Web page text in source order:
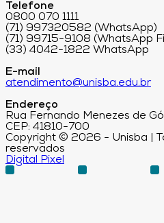
Telefone
0800 070 1111
(71) 997320582 (WhatsApp)
(71) 99715-9108 (WhatsApp
(33) 4042-1822 WhatsApp
E-mail
atendimento@unisba.edu.br
Endereço
Rua Fernando Menezes de
CEP: 41810-700
Copyright © 2026 - Unisba |
reservados
Digital Pixel